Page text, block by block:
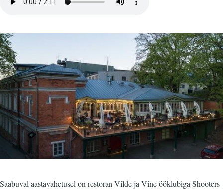
Saabuval aastavahetusel on restoran Vilde ja Vine ööklubiga Shooters